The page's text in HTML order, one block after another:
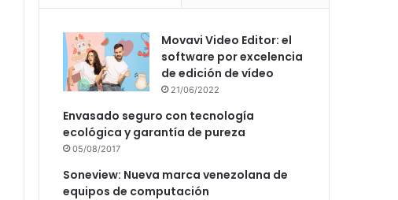
Movavi Video Editor: el
software por excelencia
de edición de vídeo
21/06/2022
Envasado seguro con tecnología
ecológica y garantía de pureza
05/08/2017
Soneview: Nueva marca venezolana de
equipos de computación